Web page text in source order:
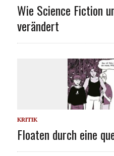
Wie Science Fiction
verändert
KRITIK
Floaten durch eine